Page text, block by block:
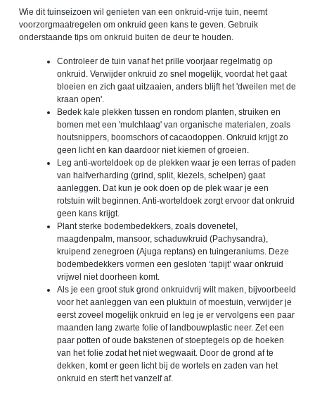
Wie dit tuinseizoen wil genieten van een onkruid-vrije tuin, neemt
voorzorgmaatregelen om onkruid geen kans te geven. Gebruik
onderstaande tips om onkruid buiten de deur te houden.
Controleer de tuin vanaf het prille voorjaar regelmatig op
onkruid. Verwijder onkruid zo snel mogelijk, voordat het gaat
bloeien en zich gaat uitzaaien, anders blijft het 'dweilen met de
kraan open'.
Bedek kale plekken tussen en rondom planten, struiken en
bomen met een 'mulchlaag' van organische materialen, zoals
houtsnippers, boomschors of cacaodoppen. Onkruid krijgt zo
geen licht en kan daardoor niet kiemen of groeien.
Leg anti-worteldoek op de plekken waar je een terras of paden
van halfverharding (grind, split, kiezels, schelpen) gaat
aanleggen. Dat kun je ook doen op de plek waar je een
rotstuin wilt beginnen. Anti-worteldoek zorgt ervoor dat onkruid
geen kans krijgt.
Plant sterke bodembedekkers, zoals dovenetel,
maagdenpalm, mansoor, schaduwkruid (Pachysandra),
kruipend zenegroen (Ajuga reptans) en tuingeraniums. Deze
bodembedekkers vormen een gesloten ‘tapijt’ waar onkruid
vrijwel niet doorheen komt.
Als je een groot stuk grond onkruidvrij wilt maken, bijvoorbeeld
voor het aanleggen van een pluktuin of moestuin, verwijder je
eerst zoveel mogelijk onkruid en leg je er vervolgens een paar
maanden lang zwarte folie of landbouwplastic neer. Zet een
paar potten of oude bakstenen of stoeptegels op de hoeken
van het folie zodat het niet wegwaait. Door de grond af te
dekken, komt er geen licht bij de wortels en zaden van het
onkruid en sterft het vanzelf af.